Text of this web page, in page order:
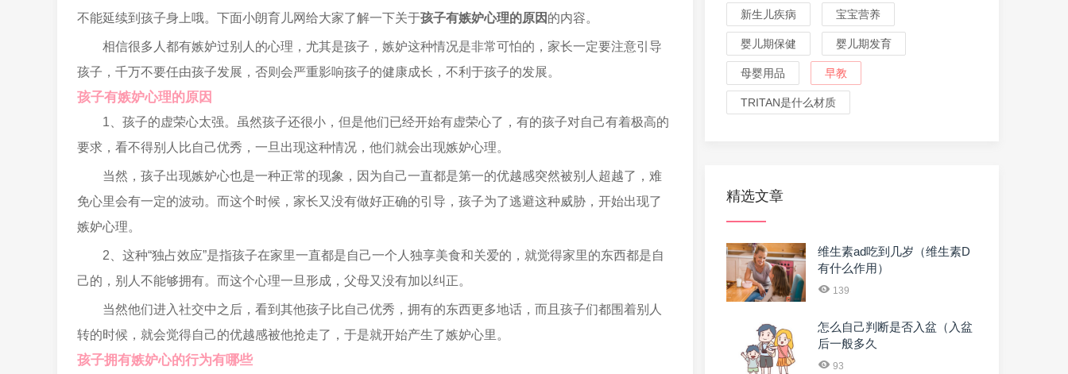
不能延续到孩子身上哦。下面小朗育儿网给大家了解一下关于孩子有嫉妒心理的原因 的内容。
相信很多人都有嫉妒过别人的心理，尤其是孩子，嫉妒这种情况是非常可怕的，家长一定要注意引导
孩子，千万不要任由孩子发展，否则会严重影响孩子的健康成长，不利于孩子的发展。
孩子有嫉妒心理的原因
1、孩子的虚荣心太强。虽然孩子还很小，但是他们已经开始有虚荣心了，有的孩子对自己有着极高的
要求，看不得别人比自己优秀，一旦出现这种情况，他们就会出现嫉妒心理。
当然，孩子出现嫉妒心也是一种正常的现象，因为自己一直都是第一的优越感突然被别人超越了，难
免心里会有一定的波动。而这个时候，家长又没有做好正确的引导，孩子为了逃避这种威胁，开始出现了
嫉妒心理。
2、这种“独占效应”是指孩子在家里一直都是自己一个人独享美食和关爱的，就觉得家里的东西都是自
己的，别人不能够拥有。而这个心理一旦形成，父母又没有加以纠正。
当然他们进入社交中之后，看到其他孩子比自己优秀，拥有的东西更多地话，而且孩子们都围着别人
转的时候，就会觉得自己的优越感被他抢走了，于是就开始产生了嫉妒心里。
孩子拥有嫉妒心的行为有哪些
新生儿疾病 宝宝营养
婴儿期保健 婴儿期发育
母婴用品 早教
TRITAN是什么材质
精选文章
维生素ad吃到几岁（维生素D
有什么作用）
139
怎么自己判断是否入盆（入盆
后一般多久
93